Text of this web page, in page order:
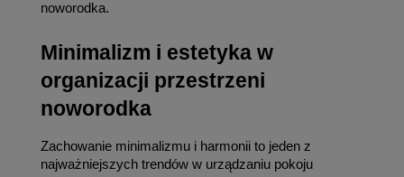
noworodka.
Minimalizm i estetyka w
organizacji przestrzeni
noworodka
Zachowanie minimalizmu i harmonii to jeden z
najważniejszych trendów w urządzaniu pokoju